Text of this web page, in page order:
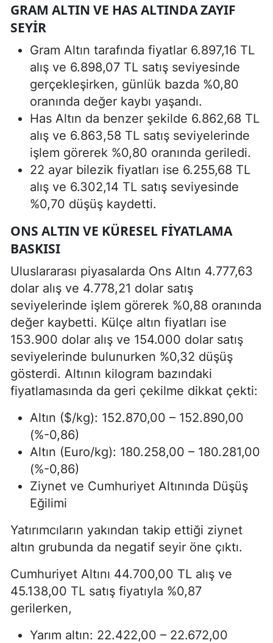
GRAM ALTIN VE HAS ALTINDA ZAYIF
SEYIR
Gram Altın tarafında fiyatlar 6.897,16 TL
alış ve 6.898,07 TL satış seviyesinde
gerçekleşirken, günlük bazda %0,80
oranında değer kaybı yaşandı.
Has Altın da benzer şekilde 6.862,68 TL
alış ve 6.863,58 TL satış seviyelerinde
işlem görerek %0,80 oranında geriledi.
22 ayar bilezik fiyatları ise 6.255,68 TL
alış ve 6.302,14 TL satış seviyesinde
%0,70 düşüş kaydetti.
ONS ALTIN VE KÜRESEL FIYATLAMA
BASKISI
Uluslararası piyasalarda Ons Altın 4.777,63
dolar alış ve 4.778,21 dolar satış
seviyelerinde işlem görerek %0,88 oranında
değer kaybetti. Külçe altın fiyatları ise
153.900 dolar alış ve 154.000 dolar satış
seviyelerinde bulunurken %0,32 düşüş
gösterdi. Altının kilogram bazındaki
fiyatlamasında da geri çekilme dikkat çekti:
Altın ($/kg): 152.870,00 – 152.890,00
(%-0,86)
Altın (Euro/kg): 180.258,00 – 180.281,00
(%-0,86)
Ziynet ve Cumhuriyet Altınında Düşüş
Eğilimi
Yatırımcıların yakından takip ettiği ziynet
altın grubunda da negatif seyir öne çıktı.
Cumhuriyet Altını 44.700,00 TL alış ve
45.138,00 TL satış fiyatıyla %0,87
gerilerken,
Yarım altın: 22.422,00 – 22.672,00